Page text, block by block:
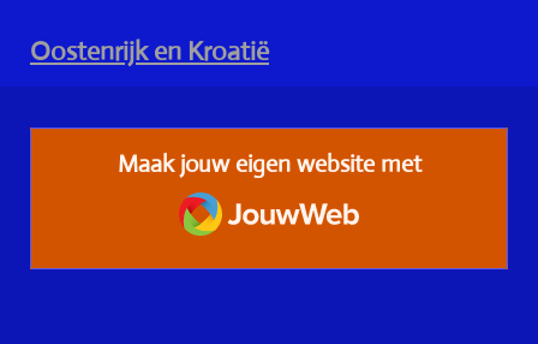
Oostenrijk en Kroatië
Maak jouw eigen website met
JouwWeb